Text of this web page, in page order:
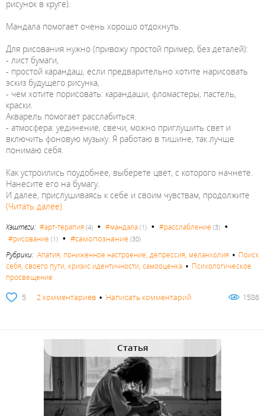
рисунок в круге).
Мандала помогает очень хорошо отдохнуть.
Для рисования нужно (привожу простой пример, без деталей):
- лист бумаги,
- простой карандаш, если предварительно хотите нарисовать
эскиз будущего рисунка,
- чем хотите порисовать: карандаши, фломастеры, пастель,
краски.
Акварель помогает расслабиться.
- атмосфера: уединение, свечи, можно приглушить свет и
включить фоновую музыку. Я работаю в тишине, так лучше
понимаю себя.
Как устроились поудобнее, выберете цвет, с которого начнете.
Нанесите его на бумагу.
И далее, прислушиваясь к себе и своим чувствам, продолжите
(Читать далее)
Хэштеги: #арт-терапия (4) • #мандала (1) • #расслабление (3) •
#рисование (1) • #самопознание (30)
Рубрики: Апатия, пониженное настроение, депрессия, меланхолия • Поиск
себя, своего пути, кризис идентичности, самооценка • Психологическое
просвещение
5 2 комментариев • Написать комментарий 1586
Статья